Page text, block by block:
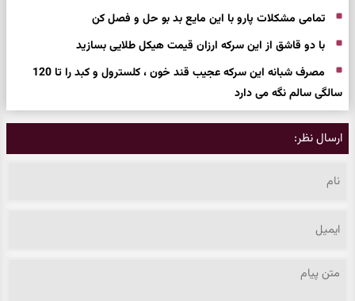
تمامی مشکلات پارو با این مایع بد بو حل و فصل کن
با دو قاشق از این سرکه ارزان قیمت هیکل طلایی بسازید
مصرف شبانه این سرکه عجیب قند خون ، کلسترول و کبد را تا 120
سالگی سالم نگه می دارد
ارسال نظر: